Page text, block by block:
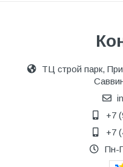
ТЦ строй парк,
+7
+7
Пн-